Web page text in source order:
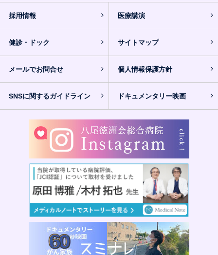
採用情報 医療講演
健診・ドック サイトマップ
メールでお問合せ 個人情報保護方針
SNSに関するガイドライン ドキュメンタリー映画